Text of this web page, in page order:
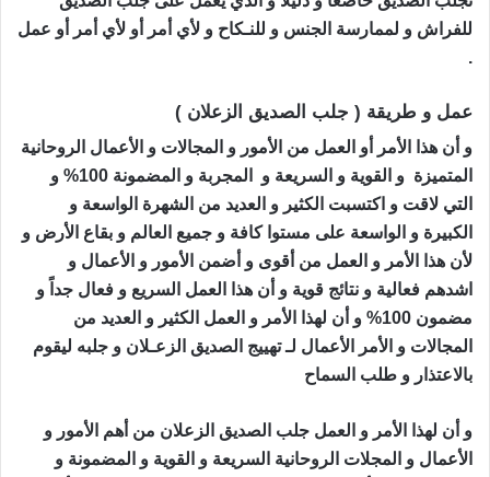
للفراش و لممارسة الجنس و للنـكاح و لأي أمر أو لأي أمر أو عمل
.
عمل و طريقة ( جلب الصديق الزعلان )
و أن هذا الأمر أو العمل من الأمور و المجالات و الأعمال الروحانية
المتميزة و القوية و السريعة و المجربة و المضمونة 100% و
التي لاقت و اكتسبت الكثير و العديد من الشهرة الواسعة و
الكبيرة و الواسعة على مستوا كافة و جميع العالم و بقاع الأرض و
لأن هذا الأمر و العمل من أقوى و أضمن الأمور و الأعمال و
اشدهم فعالية و نتائج قوية و أن هذا العمل السريع و فعال جداً و
مضمون 100% و أن لهذا الأمر و العمل الكثير و العديد من
المجالات و الأمر الأعمال لـ تهييج الصديق الزعـلان و جلبه ليقوم
بالاعتذار و طلب السماح
و أن لهذا الأمر و العمل جلب الصديق الزعلان من أهم الأمور و
الأعمال و المجلات الروحانية السريعة و القوية و المضمونة و